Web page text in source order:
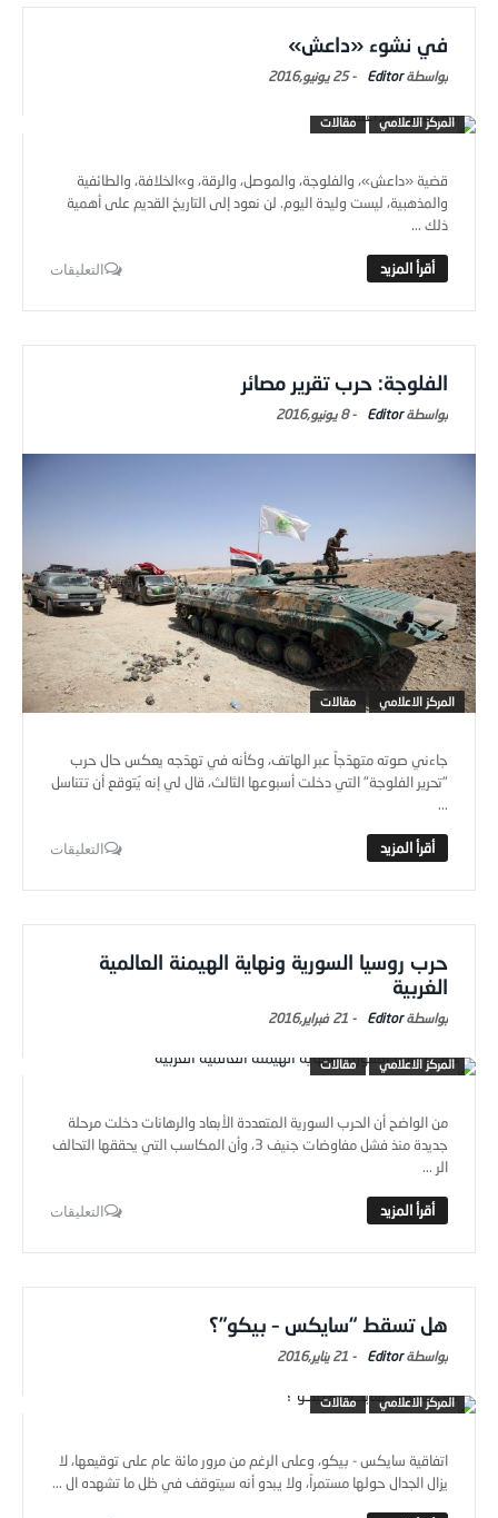
في نشوء «داعش»
Editor
-25 يونيو,2016
المركز الاعلامي مقالات
قضية «داعش»، والفلوجة، والموصل، والرقة، و»الخلافة، والطائفية
والمذهبية، ليست وليدة اليوم. لن نعود إلى التاريخ القديم على أهمية
ذلك ...
التعليقات
الفلوجة: حرب تقرير مصائر
Editor
-8 يونيو,2016
المركز الاعلامي مقالات
جاءني صوته متهدّجاً عبر الهاتف، وكأنه في تهدّجه يعكس حال حرب
"تحرير الفلوجة" التي دخلت أسبوعها الثالث، قال لي إنه يُتوقع أن تتناسل
...
التعليقات
حرب روسيا السورية ونهاية الهيمنة العالمية
الغربية
Editor
- 21 فبراير,2016
المركز الاعلامي مقالات
من الواضح أن الحرب السورية المتعددة الأبعاد والرهانات دخلت مرحلة
جديدة منذ فشل مفاوضات جنيف 3، وأن المكاسب التي يحققها التحالف
الر ...
التعليقات
هل تسقط “سايكس – بيكو”؟
Editor
- 21 يناير,2016
المركز الاعلامي مقالات
اتفاقية سايكس - بيكو، وعلى الرغم من مرور مائة عام على توقيعها، لا
يزال الجدال حولها مستمراً، ولا يبدو أنه سيتوقف في ظل ما تشهده ال ...